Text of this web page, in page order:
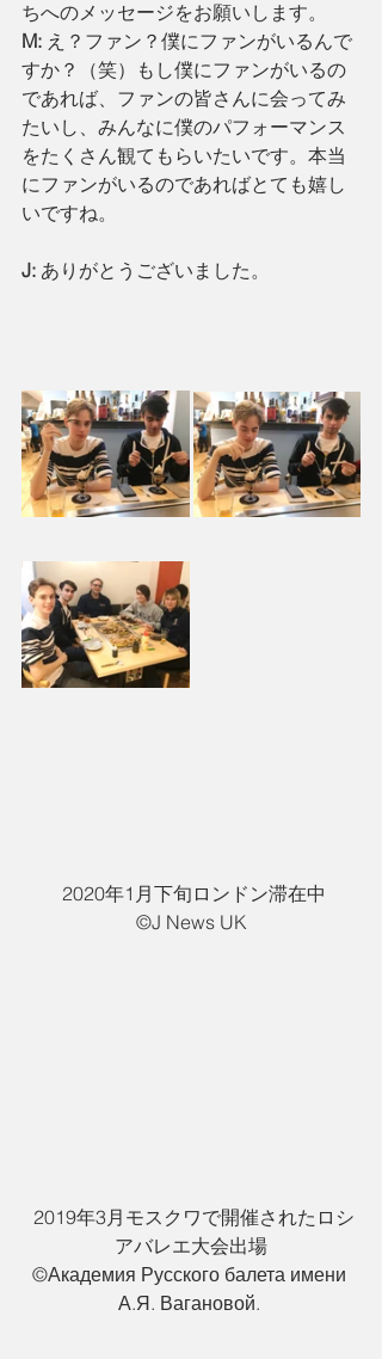
ちへのメッセージをお願いします。
M: え？ファン？僕にファンがいるんで
すか？（笑）もし僕にファンがいるの
であれば、ファンの皆さんに会ってみ
たいし、みんなに僕のパフォーマンス
をたくさん観てもらいたいです。本当
にファンがいるのであればとても嬉し
いですね。
J: ありがとうございました。
2020年1月下旬ロンドン滞在中
©️J News UK
アバレエ大会出場
©️Академия Русского балета имени
А.Я. Вагановой.